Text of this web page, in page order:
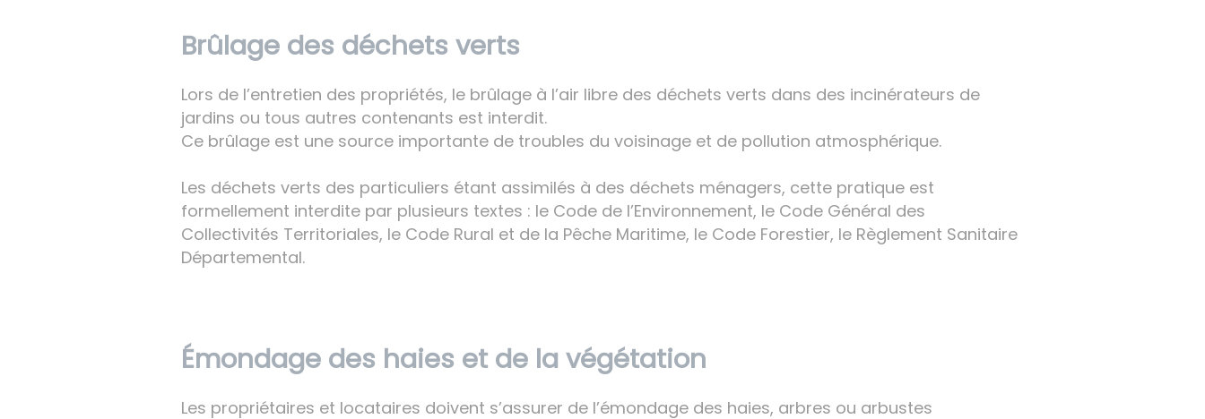
Brûlage des déchets verts
Lors de l’entretien des propriétés, le brûlage à l’air libre des déchets verts dans des incinérateurs de
jardins ou tous autres contenants est interdit.
Ce brûlage est une source importante de troubles du voisinage et de pollution atmosphérique.
Les déchets verts des particuliers étant assimilés à des déchets ménagers, cette pratique est
formellement interdite par plusieurs textes : le Code de l’Environnement, le Code Général des
Collectivités Territoriales, le Code Rural et de la Pêche Maritime, le Code Forestier, le Règlement Sanitaire
Départemental.
Émondage des haies et de la végétation
Les propriétaires et locataires doivent s’assurer de l’émondage des haies, arbres ou arbustes